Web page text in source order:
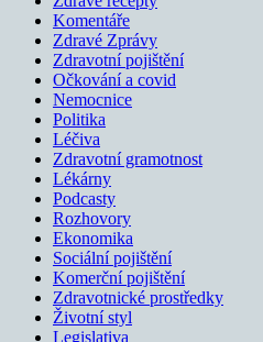
Komentáře
Zdravé Zprávy
Zdravotní pojištění
Očkování a covid
Nemocnice
Politika
Léčiva
Zdravotní gramotnost
Lékárny
Podcasty
Rozhovory
Ekonomika
Sociální pojištění
Komerční pojištění
Zdravotnické prostředky
Životní styl
Legislativa